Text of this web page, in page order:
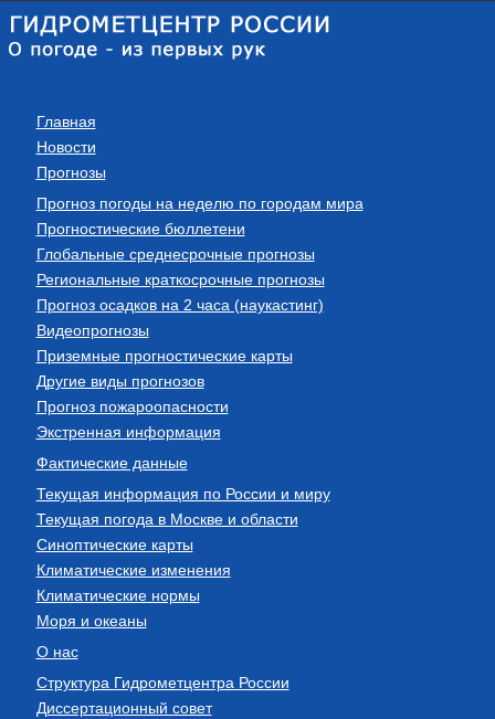
Главная
Новости
Прогнозы
Прогноз погоды на неделю по городам мира
Прогностические бюллетени
Глобальные среднесрочные прогнозы
Региональные краткосрочные прогнозы
Прогноз осадков на 2 часа (наукастинг)
Видеопрогнозы
Приземные прогностические карты
Другие виды прогнозов
Прогноз пожароопасности
Экстренная информация
Фактические данные
Текущая информация по России и миру
Текущая погода в Москве и области
Синоптические карты
Климатические изменения
Климатические нормы
Моря и океаны
О нас
Структура Гидрометцентра России
Диссертационный совет